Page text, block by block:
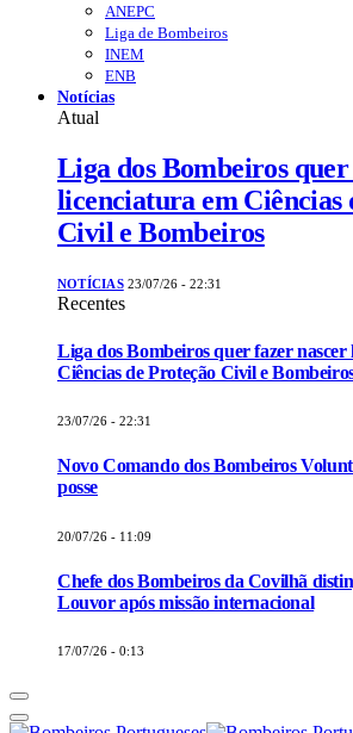
ANEPC
Liga de Bombeiros
INEM
ENB
Notícias
Atual
Liga dos Bombeiros
licenciatura em Ciências
Civil e Bombeiros
NOTÍCIAS 23/07/26 - 22:31
Recentes
Liga dos Bombeiros quer fazer nascer
Ciências de Proteção Civil e
23/07/26 - 22:31
Novo Comando dos Bombeiros
posse
20/07/26 - 11:09
Chefe dos Bombeiros da Covilhã
Louvor após missão internacional
17/07/26 - 0:13